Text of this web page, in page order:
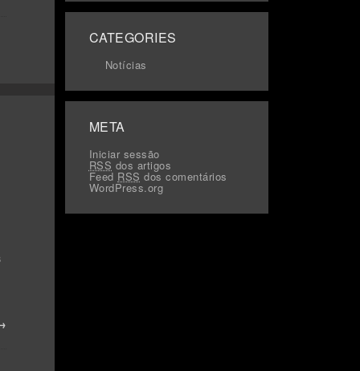
CATEGORIES
Notícias
META
Iniciar sessão
RSS dos artigos
Feed RSS dos comentários
WordPress.org